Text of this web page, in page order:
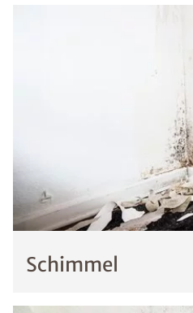
Schimmel